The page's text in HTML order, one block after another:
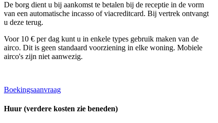
De borg dient u bij aankomst te betalen bij de receptie in de vorm
van een automatische incasso of viacreditcard. Bij vertrek ontvangt
u deze terug.
Voor 10 € per dag kunt u in enkele types gebruik maken van de
airco. Dit is geen standaard voorziening in elke woning. Mobiele
airco's zijn niet aanwezig.
Boekingsaanvraag
Huur (verdere kosten zie beneden)